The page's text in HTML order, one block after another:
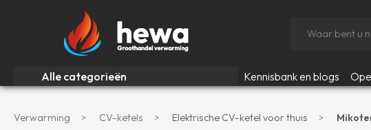
Alle categorieën Kennisbank en blogs
Verwarming CV-ketels Elektrische CV-ketel voor thuis